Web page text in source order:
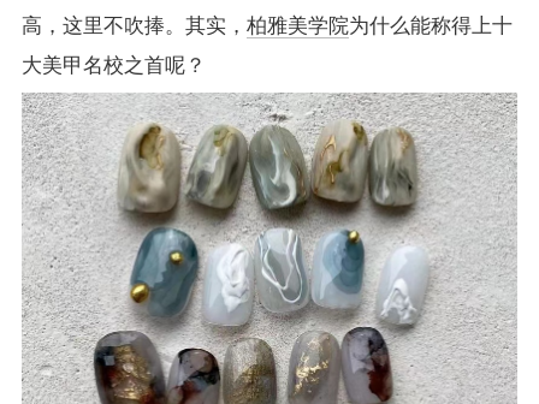
高，这里不吹捧。其实， 柏雅美学院为什么能称得上十
大美甲名校之首呢？